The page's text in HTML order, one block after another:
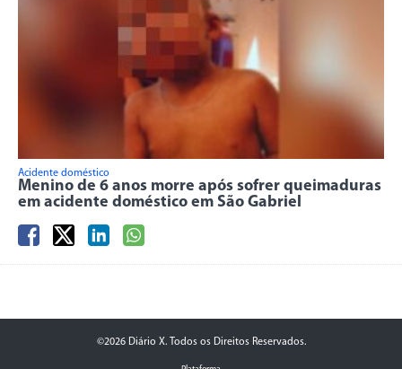
Acidente doméstico
Menino de 6 anos morre após sofrer queimaduras
em acidente doméstico em São Gabriel
©2026 Diário X. Todos os Direitos Reservados.